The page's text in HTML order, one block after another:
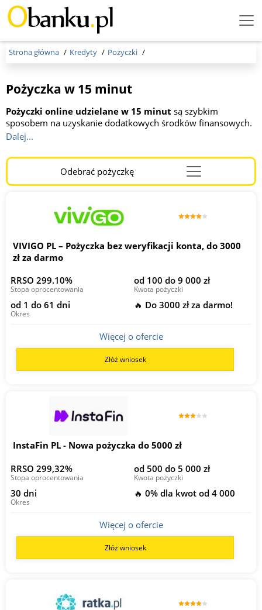
Menu
Strona główna Kredyty Pożyczki
Pożyczka w 15 minut
Pożyczki online udzielane w 15 minut są szybkim
sposobem na uzyskanie dodatkowych środków finansowych.
Bez wychodzenia z domu lub z centrum handlowe czy
zwykłego sklepu otrzymasz pożyczkę w przez kwadrans
online przez Internet bez formalności, papierów i kolejek.
Wystarczy mieć 18 lat, dowód osobisty, telefon i kwadrans
które oferują takie pożyczki, a proces zazwyczaj przebiega
szybko i sprawnie.
Dalej...
Odebrać pożyczkęMenu
Burger
VIVIGO PL – Pożyczka bez weryfikacji konta, do 3000
zł za darmo
RRSO 299.10%
Stopa oprocentowania
od 100 do 9 000 zł
Kwota pożyczki
od 1 do 61 dni
Okres
🔥 Do 3000 zł za darmo!
Więcej o ofercie
Złóż wniosek
InstaFin PL - Nowa pożyczka do 5000 zł
RRSO 299,32%
Stopa oprocentowania
od 500 do 5 000 zł
Kwota pożyczki
30 dni
Okres
🔥 0% dla kwot od 4 000
Więcej o ofercie
Złóż wniosek